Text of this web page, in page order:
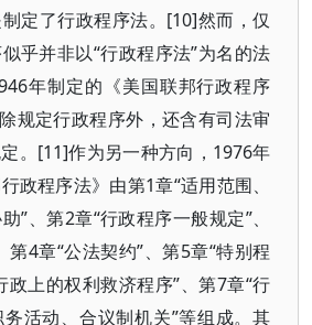
定了行政程序法。[10]然而，仅
乎并非以“行政程序法”为名的法
年制定的《美国联邦行政程序
规定行政程序外，还含有司法审
。[11]作为另一种方向，1976年
政程序法》由第1章“适用范围、
”、第2章“行政程序一般规定”、
第4章“公法契约”、第5章“特别程
政上的权利救济程序”、第7章“行
活动、合议制机关”等组成。其